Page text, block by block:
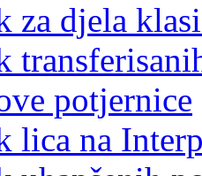
za djela
potjernice
lica na